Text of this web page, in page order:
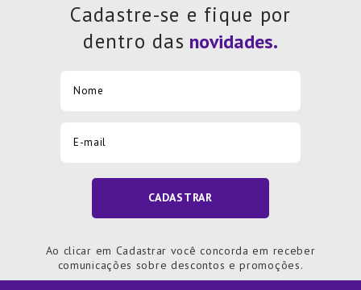
Cadastre-se e fique por
dentro das
CADASTRAR
Ao clicar em Cadastrar você concorda em receber
comunicações sobre descontos e promoções.